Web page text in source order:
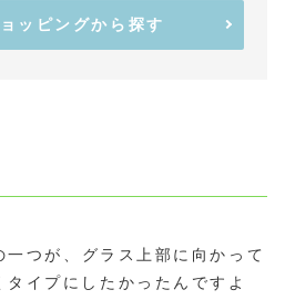
ッピングから探す
つが、グラス上部に向かって
イプにしたかったんですよ